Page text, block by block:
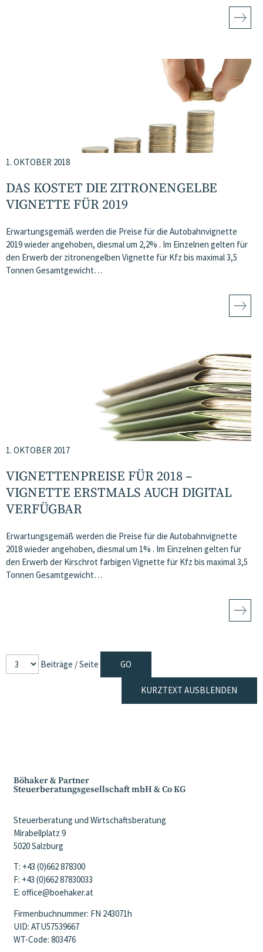
1. OKTOBER 2018
DAS KOSTET DIE ZITRONENGELBE
VIGNETTE FÜR 2019
Erwartungsgemäß werden die Preise für die Autobahnvignette
2019 wieder angehoben, diesmal um 2,2% . Im Einzelnen gelten für
den Erwerb der zitronengelben Vignette für Kfz bis maximal 3,5
Tonnen Gesamtgewicht…
1. OKTOBER 2017
VIGNETTENPREISE FÜR 2018 –
VIGNETTE ERSTMALS AUCH DIGITAL
VERFÜGBAR
Erwartungsgemäß werden die Preise für die Autobahnvignette
2018 wieder angehoben, diesmal um 1% . Im Einzelnen gelten für
den Erwerb der Kirschrot farbigen Vignette für Kfz bis maximal 3,5
Tonnen Gesamtgewicht…
Beiträge / Seite
KURZTEXT AUSBLENDEN
Böhaker & Partner
Steuerberatungsgesellschaft mbH & Co KG
Steuerberatung und Wirtschaftsberatung
Mirabellplatz 9
5020 Salzburg
T: +43 (0)662 878300
F: +43 (0)662 87830033
E: office@boehaker.at
Firmenbuchnummer: FN 243071h
UID: ATU57539667
WT-Code: 803476